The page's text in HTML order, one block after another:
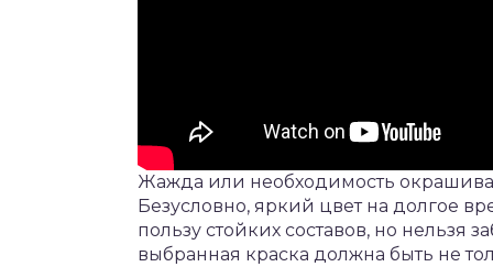
Жажда или необходимость
Безусловно, яркий цвет на долгое
пользу стойких составов, но нельзя
выбранная краска должна быть не